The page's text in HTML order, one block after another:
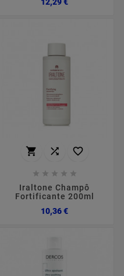
  
    
Iraltone Champô
Fortificante 200ml
10,36 €Preço